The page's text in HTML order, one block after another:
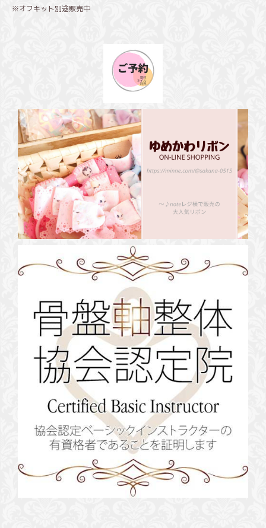
※オフキット別途販売中